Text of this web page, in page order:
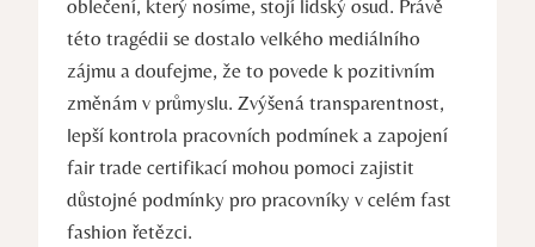
oblečení, který nosíme, stojí lidský osud. Právě
této tragédii se dostalo velkého mediálního
zájmu a doufejme, že to povede k pozitivním
změnám v průmyslu. Zvýšená transparentnost,
lepší kontrola pracovních podmínek a zapojení
fair trade certifikací mohou pomoci zajistit
důstojné podmínky pro pracovníky v celém fast
fashion řetězci.